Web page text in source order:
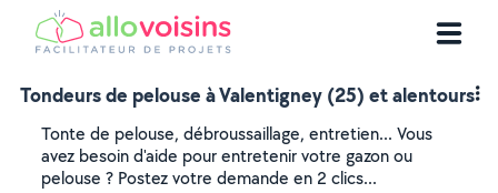
Tondeurs de pelouse à Valentigney (25) et alentours
Tonte de pelouse, débroussaillage, entretien... Vous
avez besoin d'aide pour entretenir votre gazon ou
pelouse ? Postez votre demande en 2 clics...